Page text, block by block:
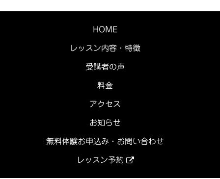
HOME
レッスン内容・特徴
受講者の声
料金
アクセス
お知らせ
無料体験お申込み・お問い合わせ
レッスン予約